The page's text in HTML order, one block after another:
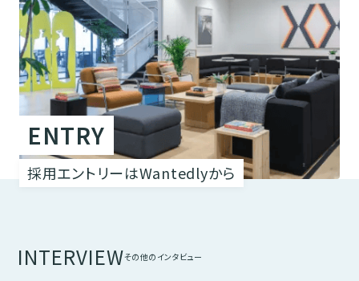
ENTRY
採用エントリーはWantedlyから
INTERVIEWその他のインタビュー